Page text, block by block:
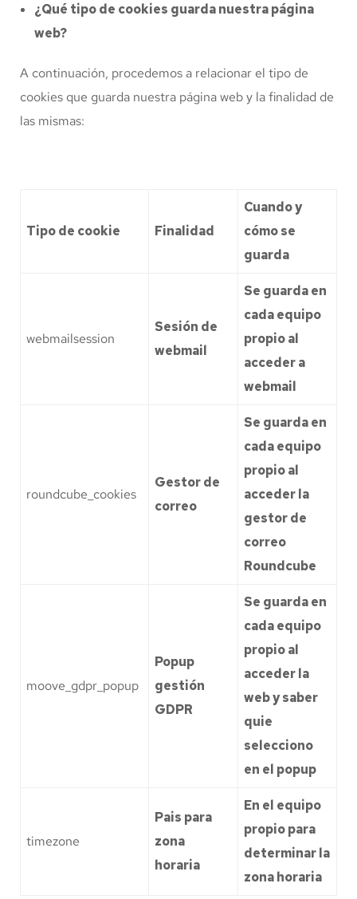
¿Qué tipo de cookies guarda nuestra página
web?
A continuación, procedemos a relacionar el tipo de
cookies que guarda nuestra página web y la finalidad de
las mismas:
Tipo de cookie Finalidad
Cuando y
cómo se
guarda
webmailsession
Sesión de
webmail
Se guarda en
cada equipo
propio al
acceder a
webmail
roundcube_cookies
Gestor de
correo
Se guarda en
cada equipo
propio al
acceder la
gestor de
correo
Roundcube
moove_gdpr_popup
Popup
gestión
GDPR
Se guarda en
cada equipo
propio al
acceder la
web y saber
quie
selecciono
en el popup
timezone
Pais para
zona
horaria
En el equipo
propio para
determinar la
zona horaria